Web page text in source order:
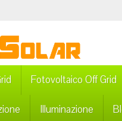
Fotovoltaico Off Grid
Illuminazione